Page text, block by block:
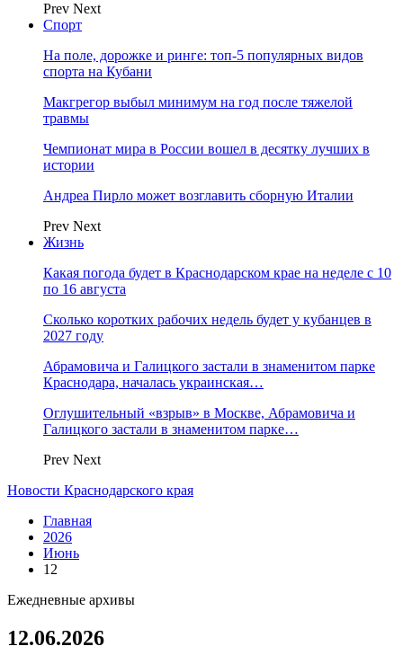
Prev Next
Спорт
На поле, дорожке и ринге: топ-5 популярных видов
спорта на Кубани
Макгрегор выбыл минимум на год после тяжелой
травмы
Чемпионат мира в России вошел в десятку лучших в
истории
Андреа Пирло может возглавить сборную Италии
Prev Next
Жизнь
Какая погода будет в Краснодарском крае на неделе с 10
по 16 августа
Сколько коротких рабочих недель будет у кубанцев в
2027 году
Абрамовича и Галицкого застали в знаменитом парке
Краснодара, началась украинская…
Оглушительный «взрыв» в Москве, Абрамовича и
Галицкого застали в знаменитом парке…
Prev Next
Новости Краснодарского края
Главная
2026
Июнь
12
Ежедневные архивы
12.06.2026